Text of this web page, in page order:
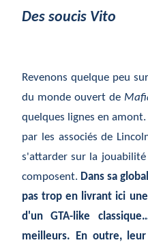
Des soucis Vito
Revenons quelque peu
du monde ouvert de
quelques lignes en
par les associés de
s'attarder sur la
composent. Dans sa
pas trop en livrant ici
d'un GTA-like
meilleurs. En outre,